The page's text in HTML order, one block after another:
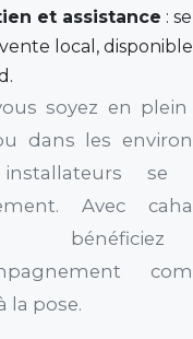
et assistance :
local,
soyez en
dans les
se
Avec
la pose.